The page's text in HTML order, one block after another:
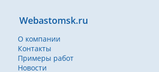
Webastomsk.ru
О компании
Контакты
Примеры работ
Новости